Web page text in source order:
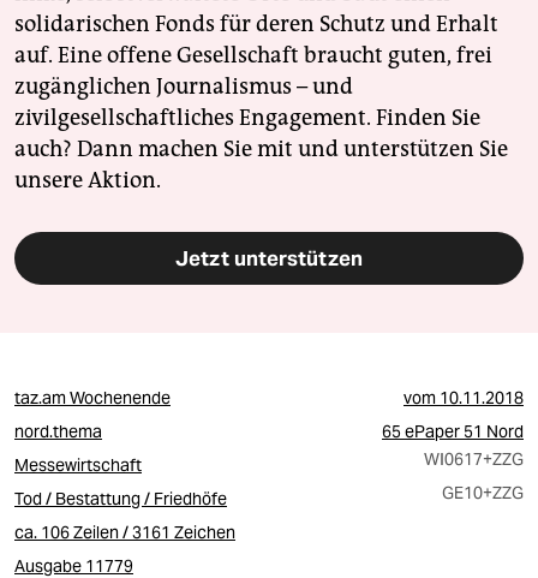
solidarischen Fonds für deren Schutz und Erhalt
auf. Eine offene Gesellschaft braucht guten, frei
zugänglichen Journalismus – und
zivilgesellschaftliches Engagement. Finden Sie
auch? Dann machen Sie mit und unterstützen Sie
unsere Aktion.
Jetzt unterstützen
taz.am Wochenende vom 10.11.2018
nord.thema
65 ePaper 51 Nord
Messewirtschaft
WI0617+ZZG
Tod / Bestattung / Friedhöfe
GE10+ZZG
ca. 106 Zeilen / 3161 Zeichen
Ausgabe 11779